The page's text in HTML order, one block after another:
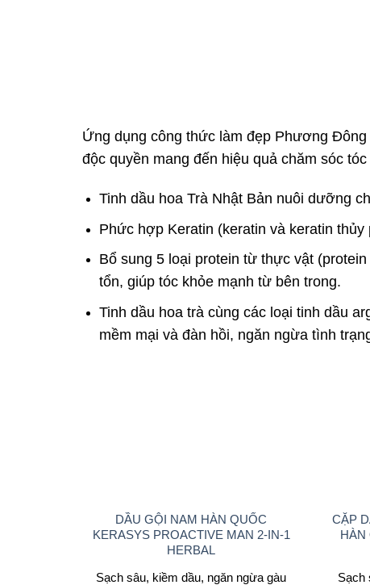
Ứng dụng công thức làm đẹp Phương
độc quyền mang đến hiệu quả chăm sóc
Tinh dầu hoa Trà Nhật Bản nuôi dưỡng
Phức hợp Keratin (keratin và keratin
Bổ sung 5 loại protein từ thực vật
tổn, giúp tóc khỏe mạnh từ bên trong.
Tinh dầu hoa trà cùng các loại tinh dầu
mềm mại và đàn hồi, ngăn ngừa tình
DẦU GỘI NAM HÀN QUỐC
KERASYS PROACTIVE MAN 2-IN-1
HERBAL
Sạch sâu, kiềm dầu, ngăn ngừa gàu
CẶP
HÀN
Sạch